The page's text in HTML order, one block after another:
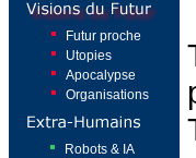
Futur proche
Utopies
Apocalypse
Organisations
Robots & IA